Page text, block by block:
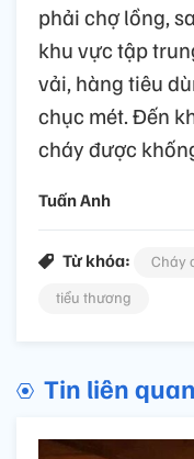
phải chợ lồng,
khu vực tập
vải, hàng tiêu
chục mét. Đến
cháy được
Tuấn Anh
Từ khóa: Cháy
tiểu thương
Tin liên quan